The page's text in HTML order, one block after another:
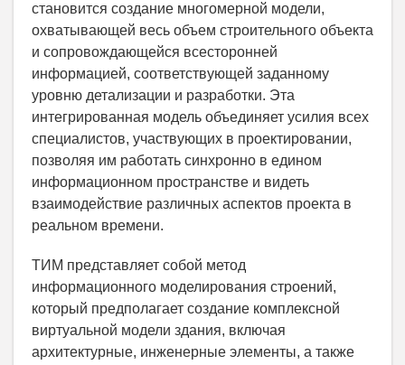
становится создание многомерной модели,
охватывающей весь объем строительного объекта
и сопровождающейся всесторонней
информацией, соответствующей заданному
уровню детализации и разработки. Эта
интегрированная модель объединяет усилия всех
специалистов, участвующих в проектировании,
позволяя им работать синхронно в едином
информационном пространстве и видеть
взаимодействие различных аспектов проекта в
реальном времени.
ТИМ представляет собой метод
информационного моделирования строений,
который предполагает создание комплексной
виртуальной модели здания, включая
архитектурные, инженерные элементы, а также